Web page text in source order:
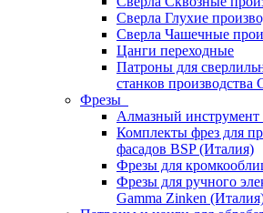
Сверла Глухие
Сверла Чашечные
Цанги переходные
Патроны для
станков производства
Фрезы
Алмазный
Комплекты фрез для
фасадов BSP (Италия)
Фрезы для
Фрезы для ручного
Gamma Zinken